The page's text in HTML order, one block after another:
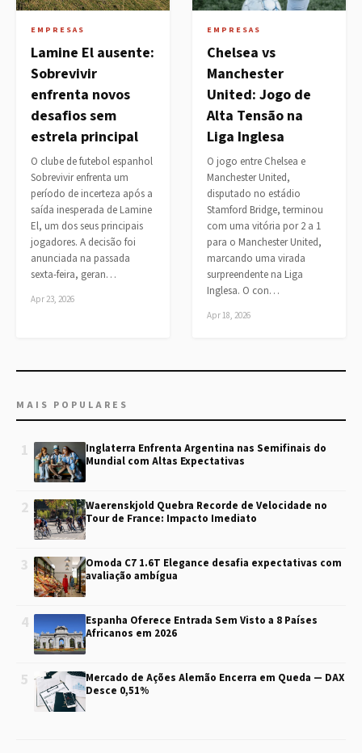
EMPRESAS
Lamine El ausente:
Sobrevivir
enfrenta novos
desafios sem
estrela principal
O clube de futebol espanhol
Sobrevivir enfrenta um
período de incerteza após a
saída inesperada de Lamine
El, um dos seus principais
jogadores. A decisão foi
anunciada na passada
sexta-feira, geran…
Apr 23, 2026
EMPRESAS
Chelsea vs
Manchester
United: Jogo de
Alta Tensão na
Liga Inglesa
O jogo entre Chelsea e
Manchester United,
disputado no estádio
Stamford Bridge, terminou
com uma vitória por 2 a 1
para o Manchester United,
marcando uma virada
surpreendente na Liga
Inglesa. O con…
Apr 18, 2026
MAIS POPULARES
1
Inglaterra Enfrenta Argentina nas Semifinais do
Mundial com Altas Expectativas
2
Waerenskjold Quebra Recorde de Velocidade no
Tour de France: Impacto Imediato
3
Omoda C7 1.6T Elegance desafia expectativas com
avaliação ambígua
4
Espanha Oferece Entrada Sem Visto a 8 Países
Africanos em 2026
5
Mercado de Ações Alemão Encerra em Queda — DAX
Desce 0,51%